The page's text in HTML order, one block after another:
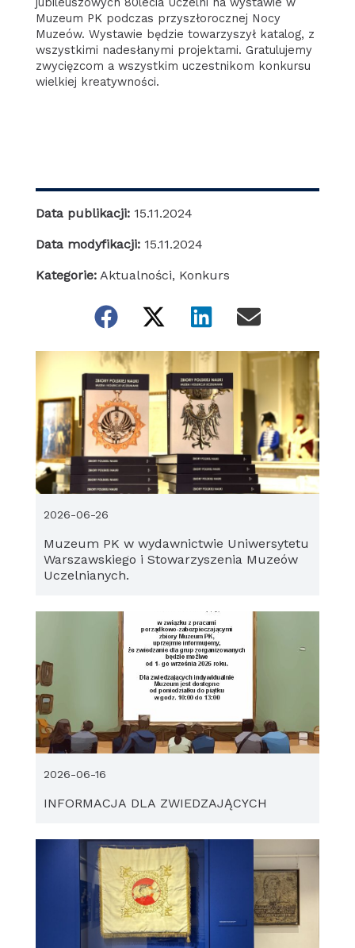
Muzeum PK podczas przyszłorocznej Nocy
Muzeów. Wystawie będzie towarzyszył katalog, z
wszystkimi nadesłanymi projektami. Gratulujemy
zwycięzcom a wszystkim uczestnikom konkursu
wielkiej kreatywności.
Data publikacji: 15.11.2024
Data modyfikacji: 15.11.2024
Kategorie: Aktualności, Konkurs
Muzeum PK w wydawnictwie Uniwersytetu
Warszawskiego i Stowarzyszenia Muzeów
Uczelnianych.
2026-06-26
INFORMACJA DLA ZWIEDZAJĄCYCH
2026-06-16